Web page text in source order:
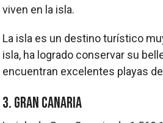
viven en la isla.
La isla es un destino turístico
isla, ha logrado conservar su
encuentran excelentes playas
3. Gran Canaria